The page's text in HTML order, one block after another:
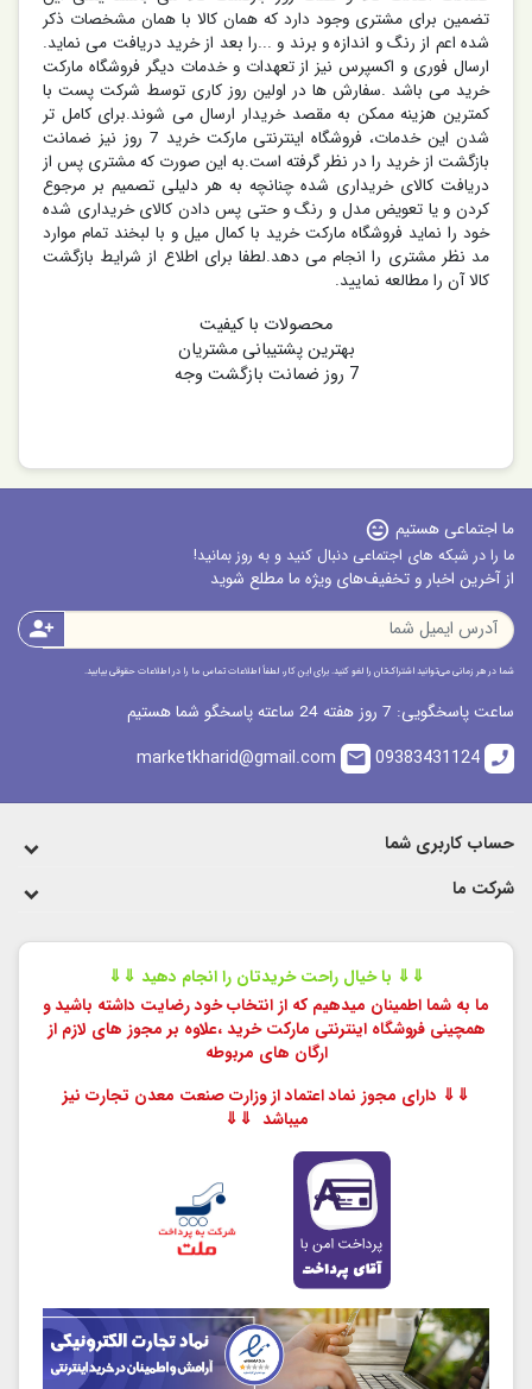
تضمین برای مشتری وجود دارد که همان کالا با همان مشخصات ذکر
شده اعم از رنگ و اندازه و برند و ...را بعد از خرید دریافت می نماید.
ارسال فوری و اکسپرس نیز از تعهدات و خدمات دیگر فروشگاه مارکت
خرید می باشد .سفارش ها در اولین روز کاری توسط شرکت پست با
کمترین هزینه ممکن به مقصد خریدار ارسال می شوند.برای کامل تر
شدن این خدمات، فروشگاه اینترنتی مارکت خرید 7 روز نیز ضمانت
بازگشت از خرید را در نظر گرفته است.به این صورت که مشتری پس از
دریافت کالای خریداری شده چنانچه به هر دلیلی تصمیم بر مرجوع
کردن و یا تعویض مدل و رنگ و حتی پس دادن کالای خریداری شده
خود را نماید فروشگاه مارکت خرید با کمال میل و با لبخند تمام موارد
مد نظر مشتری را انجام می دهد.لطفا برای اطلاع از شرایط بازگشت
کالا آن را مطالعه نمایید.
محصولات با کیفیت
بهترین پشتیبانی مشتریان
7 روز ضمانت بازگشت وجه
ما اجتماعی هستیم sentiment_very_satisfied
ما را در شبکه های اجتماعی دنبال کنید و به روز بمانید!
از آخرین اخبار و تخفیف‌های ویژه ما مطلع شوید
person_add
شما در هر زمانی می‌توانید اشتراک‌تان را لغو کنید. برای این کار، لطفاً اطلاعات تماس ما را در اطلاعات حقوقی بیابید.
ساعت پاسخگویی: 7 روز هفته 24 ساعته پاسخگو شما هستیم
call
09383431124
email
حساب کاربری شما
شرکت ما
⇓⇓ با خیال راحت خریدتان را انجام دهید ⇓⇓
ما به شما اطمینان میدهیم که از انتخاب خود رضایت داشته باشید و
همچینی فروشگاه اینترنتی مارکت خرید ،علاوه بر مجوز های لازم از
ارگان های مربوطه
⇓⇓ دارای مجوز نماد اعتماد از وزارت صنعت معدن تجارت نیز
میباشد ⇓⇓